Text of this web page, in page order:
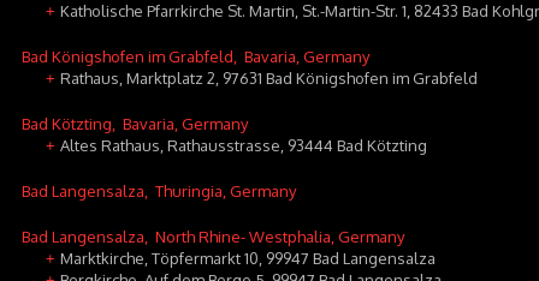
+ Katholische Pfarrkirche St. Martin, St.-Martin-Str. 1, 82433 Bad
Bad Königshofen im Grabfeld , Bavaria, Germany
+ Rathaus, Marktplatz 2, 97631 Bad Königshofen im Grabfeld
Bad Kötzting , Bavaria, Germany
+ Altes Rathaus, Rathausstrasse, 93444 Bad Kötzting
Bad Langensalza , Thuringia, Germany
Bad Langensalza , North Rhine- Westphalia, Germany
+ Marktkirche, Töpfermarkt 10, 99947 Bad Langensalza